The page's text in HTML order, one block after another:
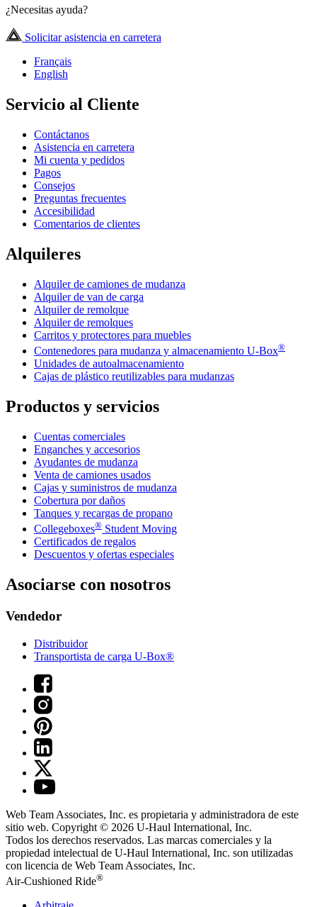
¿Necesitas ayuda?
Solicitar asistencia en carretera
Français
English
Servicio al Cliente
Contáctanos
Asistencia en carretera
Mi cuenta y pedidos
Pagos
Consejos
Preguntas frecuentes
Accesibilidad
Comentarios de clientes
Alquileres
Alquiler de camiones de mudanza
Alquiler de van de carga
Alquiler de remolque
Alquiler de remolques
Carritos y protectores para muebles
Contenedores para mudanza y almacenamiento U-Box®
Unidades de autoalmacenamiento
Cajas de plástico reutilizables para mudanzas
Productos y servicios
Cuentas comerciales
Enganches y accesorios
Ayudantes de mudanza
Venta de camiones usados
Cajas y suministros de mudanza
Cobertura por daños
Tanques y recargas de propano
Collegeboxes® Student Moving
Certificados de regalos
Descuentos y ofertas especiales
Asociarse con nosotros
Vendedor
Distribuidor
Transportista de carga U-Box®
Web Team Associates, Inc. es propietaria y administradora de este
sitio web. Copyright © 2026 U-Haul International, Inc.
Todos los derechos reservados. Las marcas comerciales y la
propiedad intelectual de U-Haul International, Inc. son utilizadas
con licencia de Web Team Associates, Inc.
Air-Cushioned Ride®